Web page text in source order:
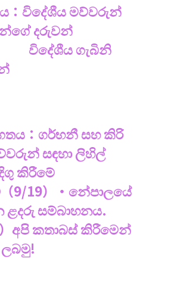
：විදේශීය මව්වරුන්
දරුවන්
ගැබිනි
：ගර්භනී සහ කිරි
සඳහා ලිහිල්
කිරීමේ
（9/19）・නේපාලයේ
ළදරු සම්බාහනය.
）අපි කතාබස් කිරීමෙන්